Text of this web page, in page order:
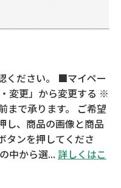
ください。 ■マイペー
変更」から変更する ※
まで承ります。 ご希望
し、商品の画像と商品
タンを押してくださ
中から選... 詳しくはこ